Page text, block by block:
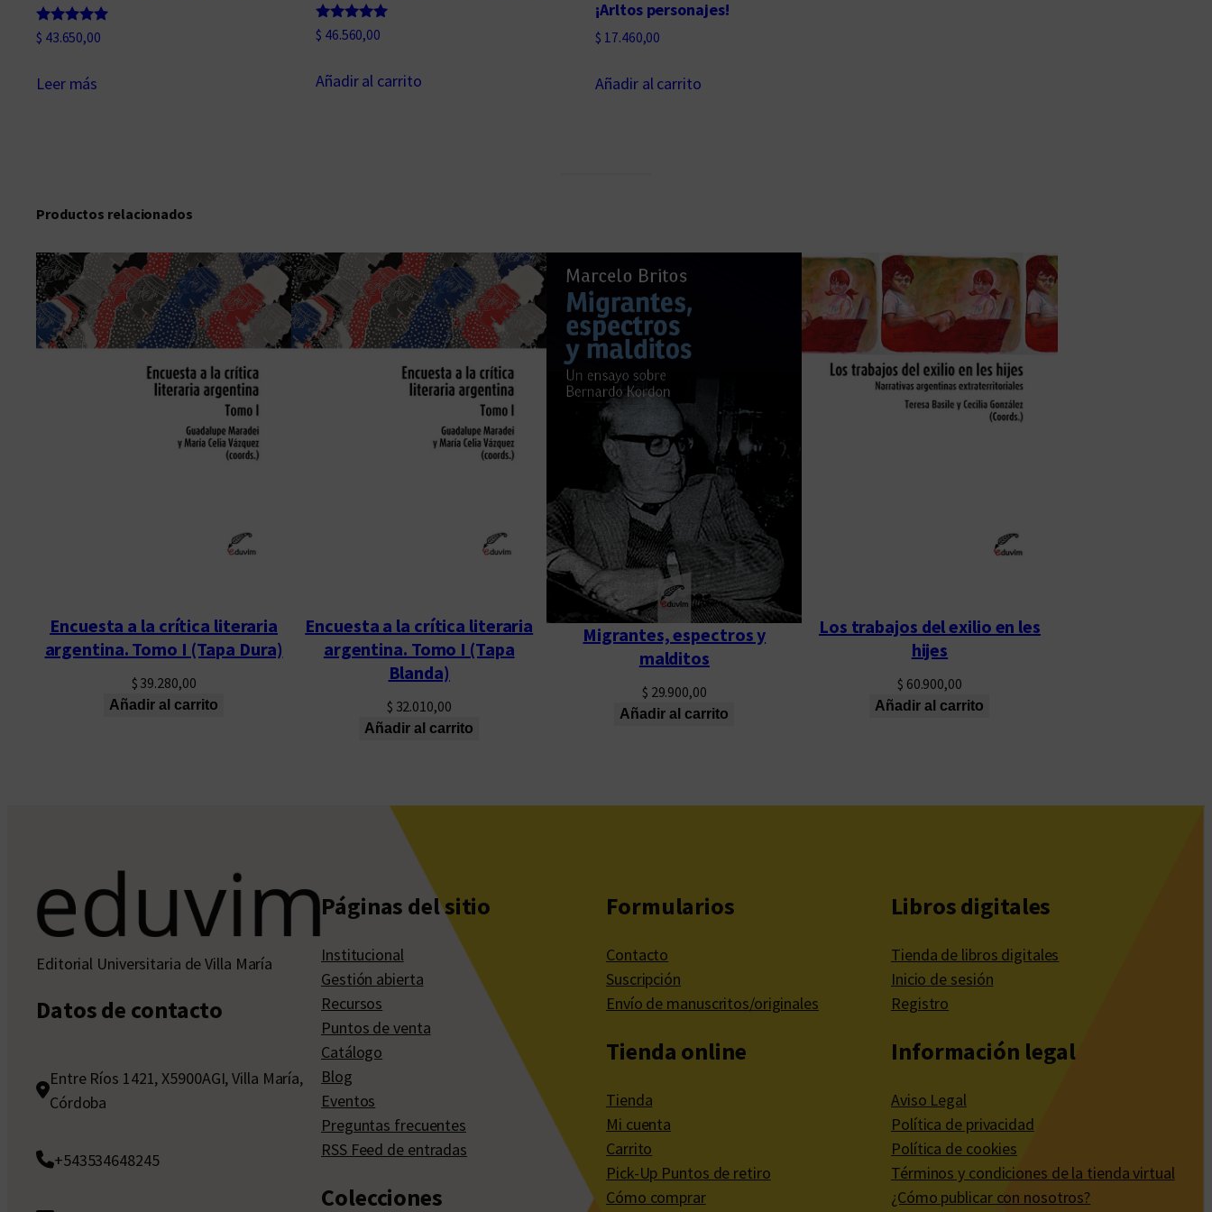
Valorado
con
$ 43.650,00
Leer más
Valorado
con
$ 46.560,00
Añadir al carrito
¡Arltos personajes!
$ 17.460,00
Añadir al carrito
Productos relacionados
Encuesta a la crítica literaria
argentina. Tomo I (Tapa Dura)
$ 39.280,00
Añadir al carrito
Encuesta a la crítica literaria
argentina. Tomo I (Tapa
Blanda)
$ 32.010,00
Añadir al carrito
Migrantes, espectros y
malditos
$ 29.900,00
Añadir al carrito
Los trabajos del exilio en les
hijes
$ 60.900,00
Añadir al carrito
Editorial Universitaria de Villa María
Datos de contacto
Entre Ríos 1421, X5900AGI, Villa María,
Córdoba
+543534648245
Páginas del sitio
Institucional
Gestión abierta
Recursos
Puntos de venta
Catálogo
Blog
Eventos
Preguntas frecuentes
RSS Feed de entradas
Colecciones
Formularios
Contacto
Suscripción
Envío de manuscritos/originales
Tienda online
Tienda
Mi cuenta
Carrito
Pick-Up Puntos de retiro
Cómo comprar
Libros digitales
Tienda de libros digitales
Inicio de sesión
Registro
Información legal
Aviso Legal
Política de privacidad
Política de cookies
Términos y condiciones de la tienda virtual
¿Cómo publicar con nosotros?